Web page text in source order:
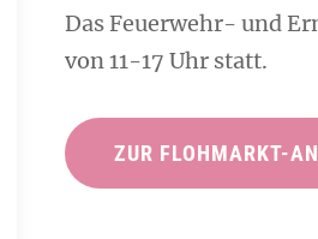
Das Feuerwehr- und
von 11-17 Uhr statt.
ZUR FLOHMARKT-